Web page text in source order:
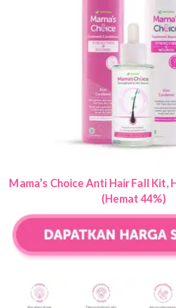
Mama’s Choice Anti Hair Fall Kit,
(Hemat 44%)